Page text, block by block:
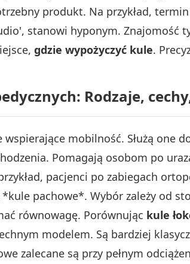
produkt. Na przykład,
stanowi hyponym. Znajomość
gdzie wypożyczyć kule.
Rodzaje,
wspierające mobilność. Służą one
Pomagają osobom po
pacjenci po zabiegach
pachowe*. Wybór zależy od
równowagę. Porównując kule
modelem. Są bardziej
zalecane są przy pełnym